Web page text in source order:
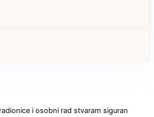
i osobni rad stvaram siguran